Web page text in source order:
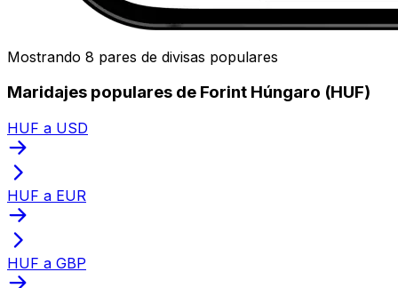
Mostrando 8 pares de divisas populares
Maridajes populares de Forint Húngaro (HUF)
HUF a USD
HUF a EUR
HUF a GBP